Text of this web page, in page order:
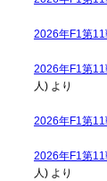
2026年F1第
2026年F1第
人)より
2026年F1第
2026年F1第
人)より